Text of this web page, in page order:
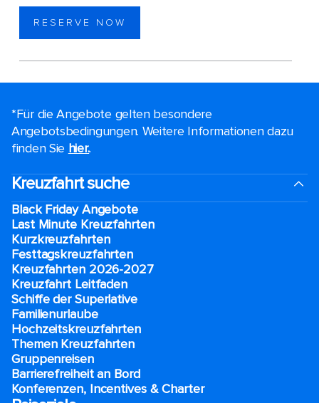
RESERVE NOW
*Für die Angebote gelten besondere
Angebotsbedingungen. Weitere Informationen dazu
finden Sie hier..
Kreuzfahrt suche
Black Friday Angebote
Last Minute Kreuzfahrten
Kurzkreuzfahrten​
Festtagskreuzfahrten​
Kreuzfahrten 2026-2027
Kreuzfahrt Leitfaden
Schiffe der Superlative
Familienurlaube​
Hochzeitskreuzfahrten
Themen Kreuzfahrten
Gruppenreisen
Barrierefreiheit an Bord​
Konferenzen, Incentives & Charter